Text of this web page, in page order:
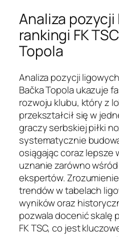
Analiza
rankingi FK
Topola
Analiza pozycji
Bačka Topola ukazuje
rozwoju klubu, który z
przekształcił się w
graczy serbskiej piłki
systematycznie
osiągając coraz lepsze
uznanie zarówno
ekspertów.
trendów w tabelach
wyników oraz
pozwala docenić skalę
FK TSC, co jest